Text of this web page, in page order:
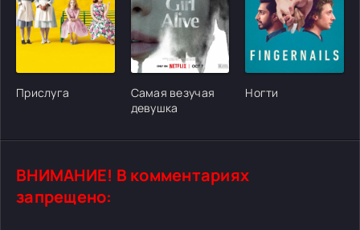
[/xfgiven_cvh_poster_urlcvh_poster_url]
Прислуга
[/xfgiven_cvh_poster_urlcvh_poster_url]
Самая везучая
девушка
[/
Ногти
ВНИМАНИЕ! В комментариях
запрещено: